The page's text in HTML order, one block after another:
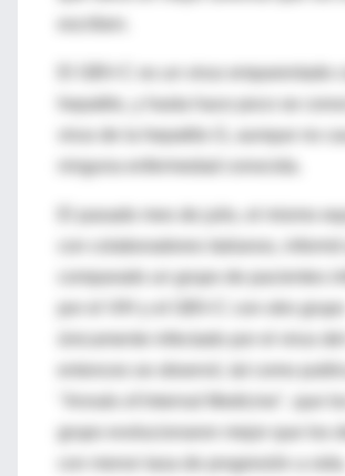
virus de la hepatitis G, aunque no
ninguna enfermedad conocida.
El pasado mes de julio, el mismo
comparado un grupo de pacientes
por el VIH y el GBV-C con otro grupo
grupo evolucionaron mejor que los
con menor tasa de progresión a sida.